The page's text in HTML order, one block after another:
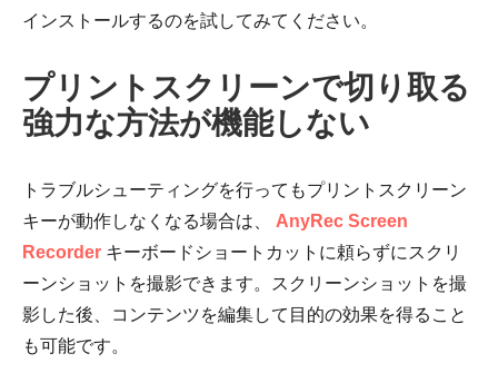
インストールするのを試してみてください。
プリントスクリーンで切り取る
強力な方法が機能しない
トラブルシューティングを行ってもプリントスクリーン
キーが動作しなくなる場合は、 AnyRec Screen
Recorder キーボードショートカットに頼らずにスクリ
ーンショットを撮影できます。スクリーンショットを撮
影した後、コンテンツを編集して目的の効果を得ること
も可能です。